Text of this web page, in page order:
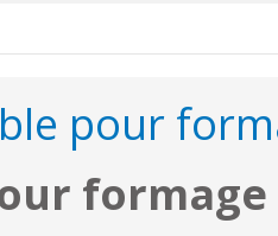
pour
formage